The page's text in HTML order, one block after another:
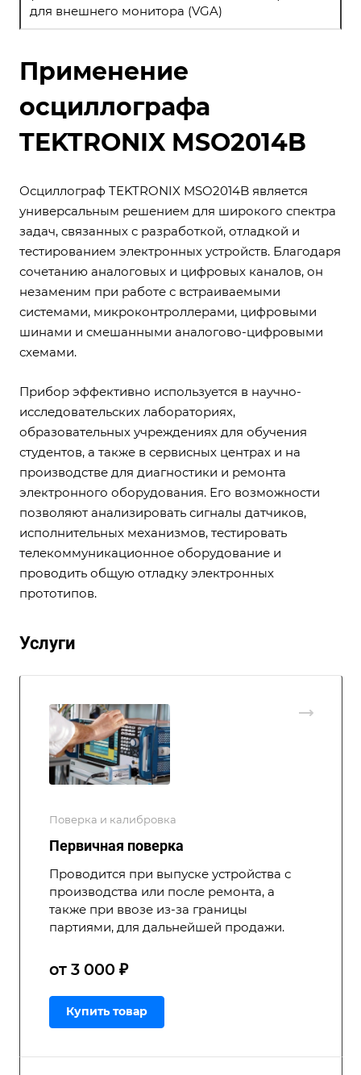
для внешнего монитора (VGA)
Применение
осциллографа
TEKTRONIX MSO2014B
Осциллограф TEKTRONIX MSO2014B является
универсальным решением для широкого спектра
задач, связанных с разработкой, отладкой и
тестированием электронных устройств. Благодаря
сочетанию аналоговых и цифровых каналов, он
незаменим при работе с встраиваемыми
системами, микроконтроллерами, цифровыми
шинами и смешанными аналогово-цифровыми
схемами.
Прибор эффективно используется в научно-
исследовательских лабораториях,
образовательных учреждениях для обучения
студентов, а также в сервисных центрах и на
производстве для диагностики и ремонта
электронного оборудования. Его возможности
позволяют анализировать сигналы датчиков,
исполнительных механизмов, тестировать
телекоммуникационное оборудование и
проводить общую отладку электронных
прототипов.
Услуги
Поверка и калибровка
Первичная поверка
Проводится при выпуске устройства с
производства или после ремонта, а
также при ввозе из-за границы
партиями, для дальнейшей продажи.
от 3 000 ₽
Купить товар